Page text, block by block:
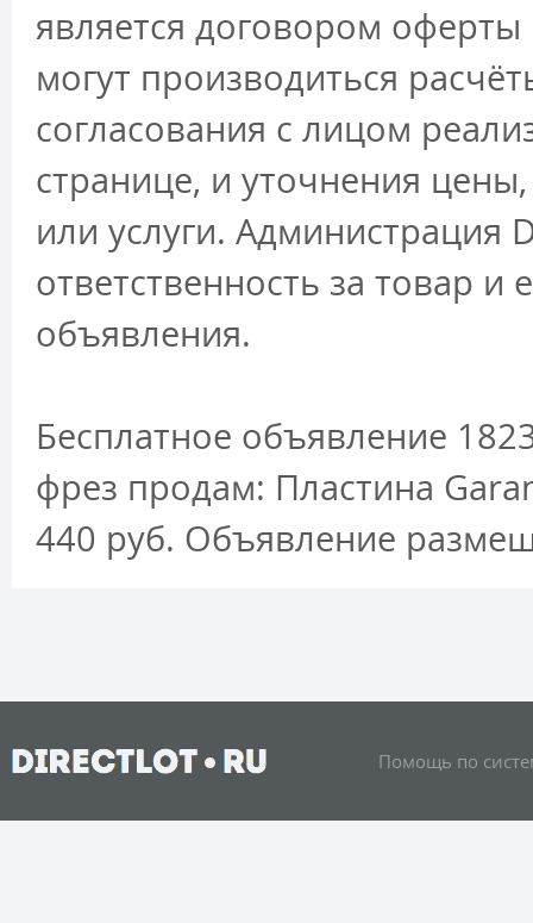
является договором
могут производиться
согласования с лицом
странице, и уточнения
или услуги. Администрация
ответственность за товар и
объявления.
Бесплатное объявление
фрез продам: Пластина
440 руб. Объявление
Помощь по